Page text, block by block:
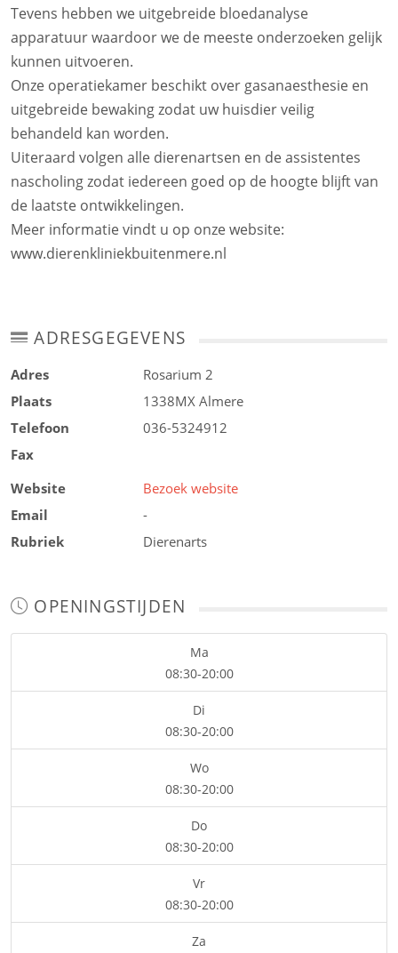
Tevens hebben we uitgebreide bloedanalyse
apparatuur waardoor we de meeste onderzoeken gelijk
kunnen uitvoeren.
Onze operatiekamer beschikt over gasanaesthesie en
uitgebreide bewaking zodat uw huisdier veilig
behandeld kan worden.
Uiteraard volgen alle dierenartsen en de assistentes
nascholing zodat iedereen goed op de hoogte blijft van
de laatste ontwikkelingen.
Meer informatie vindt u op onze website:
www.dierenkliniekbuitenmere.nl
ADRESGEGEVENS
Adres
Rosarium 2
Plaats
1338MX Almere
Telefoon
036-5324912
Fax
Website
Bezoek website
Email
-
Rubriek
Dierenarts
OPENINGSTIJDEN
Ma
08:30-20:00
Di
08:30-20:00
Wo
08:30-20:00
Do
08:30-20:00
Vr
08:30-20:00
Za